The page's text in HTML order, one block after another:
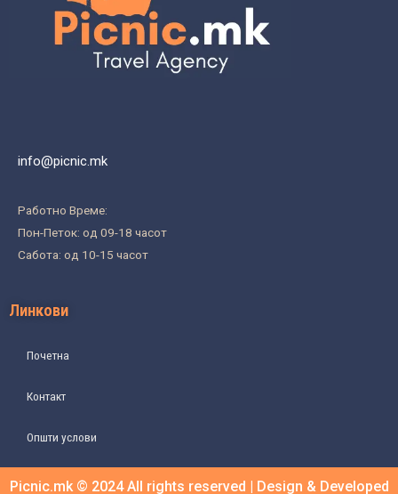
info@picnic.mk
Работно Време:
Пон-Петок: од 09-18 часот
Сабота: од 10-15 часот
Линкови
Почетна
Контакт
Општи услови
Picnic.mk © 2024 All rights reserved | Design & Developed